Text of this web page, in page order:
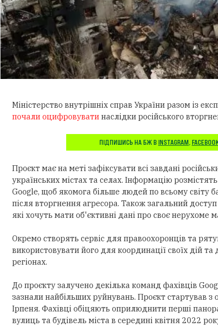
Міністерство внутрішніх справ України разом із
почали оцифровувати наслідки російського
ПІДПИШИСЬ НА БЖ В INSTAGRAM,
Проєкт має на меті зафіксувати всі завдані
українських містах та селах. Інформацію
Google, щоб якомога більше людей по всьому світу
після вторгнення агресора. Також загальний
які хочуть мати об'єктивні дані про своє нерухоме
Окремо створять сервіс для правоохоронців та
використовувати його для координації своїх дій та
регіонах.
До проєкту залучено декілька команд фахівців
зазнали найбільших руйнувань. Проєкт стартував з
Ірпеня. Фахівці обіцяють оприлюднити перші
вулиць та будівель міста в середині квітня 2022